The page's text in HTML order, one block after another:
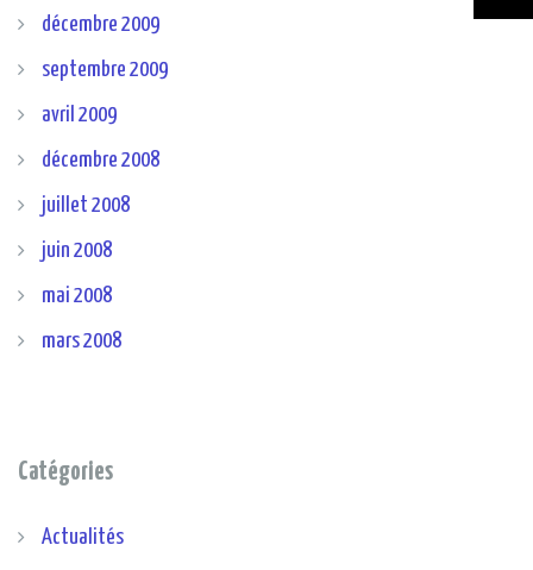
décembre 2009
septembre 2009
avril 2009
décembre 2008
juillet 2008
juin 2008
mai 2008
mars 2008
Catégories
Actualités